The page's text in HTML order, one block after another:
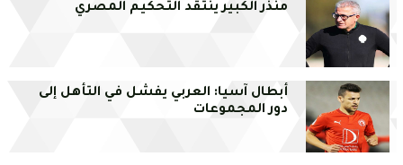
منذر الكبير ينتقد التحكيم المصري
أبطال آسيا: العربي يفشل في التأهل إلى
دور المجموعات